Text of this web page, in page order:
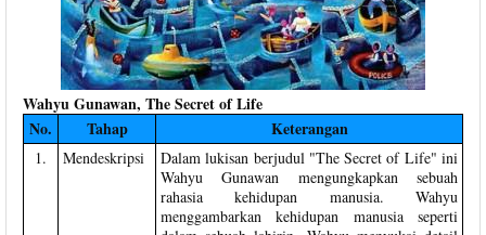
Wahyu Gunawan, The Secret of Life
No.
Tahap Keterangan
1. Mendeskripsi
Dalam lukisan berjudul "The Secret of Life" ini
Wahyu Gunawan mengungkapkan sebuah
rahasia kehidupan manusia. Wahyu
menggambarkan kehidupan manusia seperti